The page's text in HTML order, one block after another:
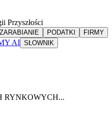
Przyszłości
ZARABIANIE PODATKI
FIRMY
AI SŁOWNIK
RYNKOWYCH...